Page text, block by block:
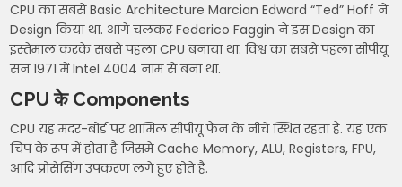
CPU का सबसे Basic Architecture Marcian Edward “Ted” Hoff ने
Design किया था. आगे चलकर Federico Faggin ने इस Design का
इस्तेमाल करके सबसे पहला CPU बनाया था. विश्व का सबसे पहला सीपीयू
सन 1971 में Intel 4004 नाम से बना था.
CPU के Components
CPU यह मदर-बोर्ड पर शामिल सीपीयू फैन के नीचे स्थित रहता है. यह एक
चिप के रूप में होता है जिसमे Cache Memory, ALU, Registers, FPU,
आदि प्रोसेसिंग उपकरण लगे हुए होते है.